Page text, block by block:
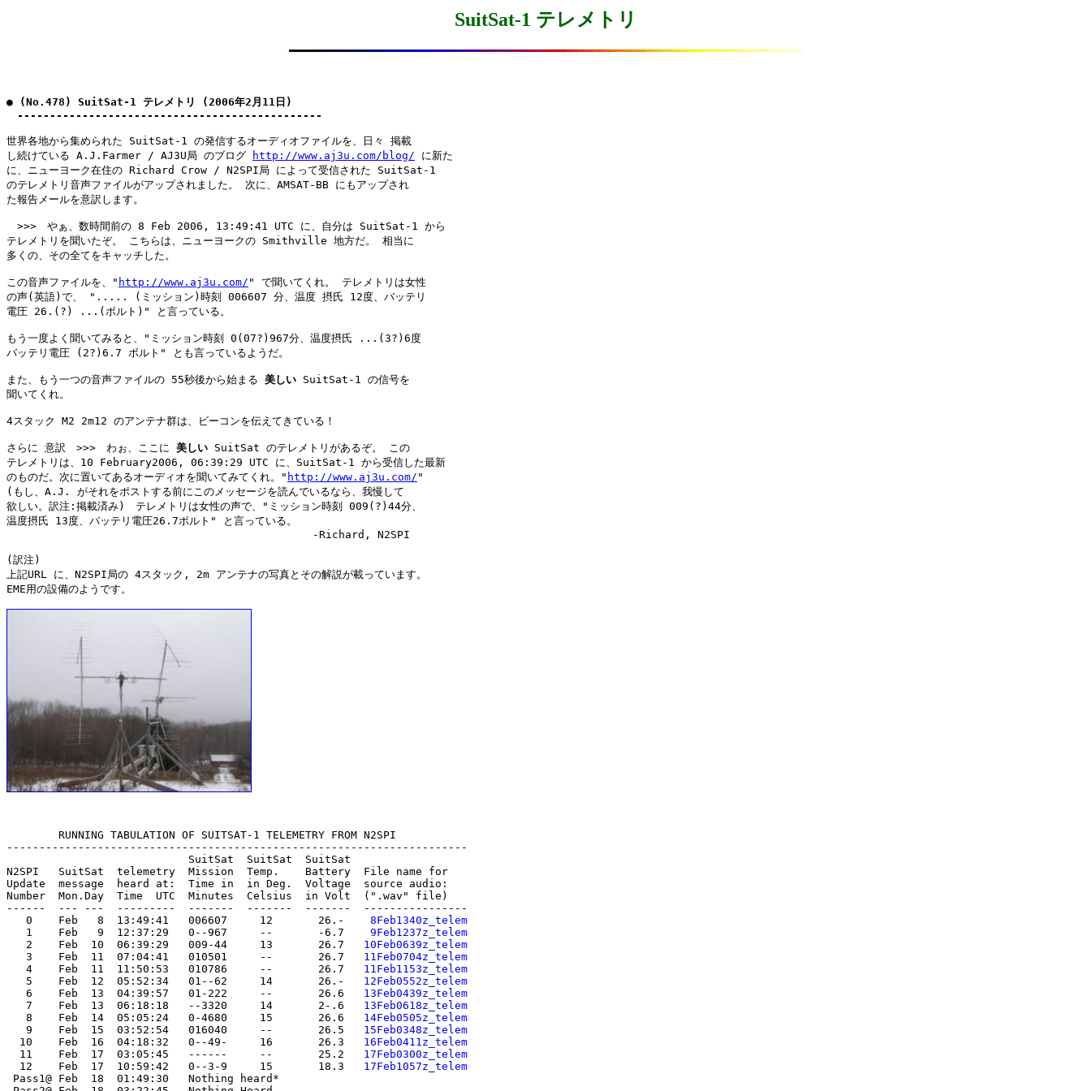
SuitSat-1 テレメトリ
● (No.478) SuitSat-1 テレメトリ (2006年2月11日)
-----------------------------------------------
世界各地から集められた SuitSat-1 の発信するオーディオファイルを、日々 掲載
し続けている A.J.Farmer / AJ3U局 のブログ
http://www.aj3u.com/blog/ に新た
に、ニューヨーク在住の Richard Crow / N2SPI局 によって受信された SuitSat-1
のテレメトリ音声ファイルがアップされました。 次に、AMSAT-BB にもアップされ
た報告メールを意訳します。
>>>　やぁ、数時間前の 8 Feb 2006, 13:49:41 UTC に、自分は SuitSat-1 から
テレメトリを聞いたぞ。 こちらは、ニューヨークの Smithville 地方だ。 相当に
多くの、その全てをキャッチした。
この音声ファイルを、" http://www.aj3u.com/ " で聞いてくれ。 テレメトリは女性
の声(英語)で、 "..... (ミッション)時刻 006607 分、温度 摂氏 12度、バッテリ
電圧 26.(?) ...(ボルト)" と言っている。
もう一度よく聞いてみると、"ミッション時刻 0(07?)967分、温度摂氏 ...(3?)6度
バッテリ電圧 (2?)6.7 ボルト" とも言っているようだ。
また、もう一つの音声ファイルの 55秒後から始まる 美しい SuitSat-1 の信号を
聞いてくれ。
4スタック M2 2m12 のアンテナ群は、ビーコンを伝えてきている！
さらに 意訳　>>>　わぉ、ここに 美しい SuitSat のテレメトリがあるぞ。 この
テレメトリは、10 February2006, 06:39:29 UTC に、SuitSat-1 から受信した最新
のものだ。次に置いてあるオーディオを聞いてみてくれ。" http://www.aj3u.com/ "
(もし、A.J. がそれをポストする前にこのメッセージを読んでいるなら、我慢して
欲しい。訳注:掲載済み)　テレメトリは女性の声で、"ミッション時刻 009(?)44分、
温度摂氏 13度、バッテリ電圧26.7ボルト" と言っている。
-Richard, N2SPI
(訳注)
上記URL に、N2SPI局の 4スタック, 2m アンテナの写真とその解説が載っています。
EME用の設備のようです。
        RUNNING TABULATION OF SUITSAT-1 TELEMETRY FROM N2SPI
-----------------------------------------------------------------------
                            SuitSat  SuitSat  SuitSat
N2SPI   SuitSat  telemetry  Mission  Temp.    Battery  File name for
Update  message  heard at:  Time in  in Deg.  Voltage  source audio:
Number  Mon.Day  Time  UTC  Minutes  Celsius  in Volt  (".wav" file)
------  --- ---  ---------  -------  -------  -------  ----------------
   0    Feb   8  13:49:41   006607     12       26.-
8Feb1340z_telem
   1    Feb   9  12:37:29   0--967     --       -6.7
9Feb1237z_telem
   2    Feb  10  06:39:29   009-44     13       26.7
10Feb0639z_telem
   3    Feb  11  07:04:41   010501     --       26.7
11Feb0704z_telem
   4    Feb  11  11:50:53   010786     --       26.7
11Feb1153z_telem
   5    Feb  12  05:52:34   01--62     14       26.-
12Feb0552z_telem
   6    Feb  13  04:39:57   01-222     --       26.6
13Feb0439z_telem
   7    Feb  13  06:18:18   --3320     14       2-.6
13Feb0618z_telem
   8    Feb  14  05:05:24   0-4680     15       26.6
14Feb0505z_telem
   9    Feb  15  03:52:54   016040     --       26.5
15Feb0348z_telem
  10    Feb  16  04:18:32   0--49-     16       26.3
16Feb0411z_telem
  11    Feb  17  03:05:45   ------     --       25.2
17Feb0300z_telem
  12    Feb  17  10:59:42   0--3-9     15       18.3
17Feb1057z_telem
Pass1@ Feb  18  01:49:30   Nothing heard*